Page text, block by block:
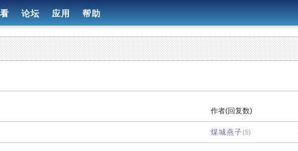
论坛 应用 帮助
作者(回复数)
煤城燕子(5)